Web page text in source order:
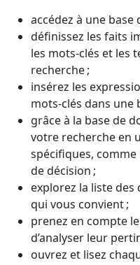
accédez à une base
définissez les faits
les mots-clés et les
recherche ;
insérez les
mots-clés dans une
grâce à la base de
votre recherche en
spécifiques,
de décision ;
explorez la liste
qui vous convient ;
prenez en compte
d’analyser leur
ouvrez et lisez